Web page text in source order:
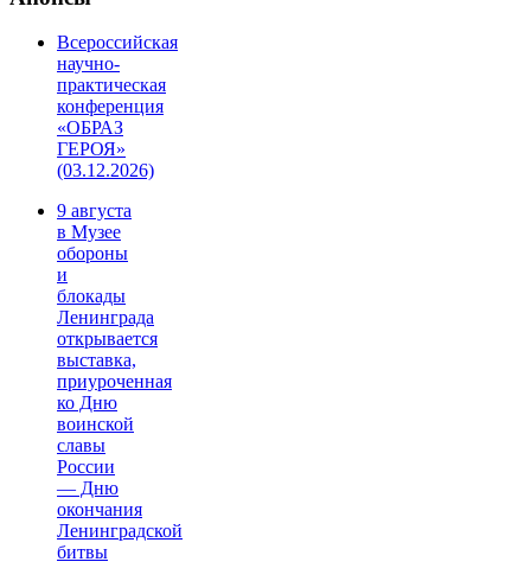
Всероссийская
научно-
практическая
конференция
«ОБРАЗ
ГЕРОЯ»
(03.12.2026)
9 августа
в Музее
обороны
и
блокады
Ленинграда
открывается
выставка,
приуроченная
ко Дню
воинской
славы
России
— Дню
окончания
Ленинградской
битвы